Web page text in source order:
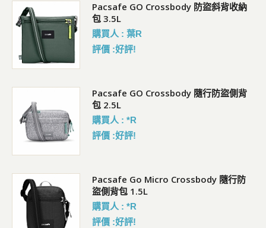
Pacsafe GO Crossbody 防盜斜背收納
包 3.5L
購買人 : 葉R
評價 :好評!
Pacsafe GO Crossbody 隨行防盜側背
包 2.5L
購買人 : *R
評價 :好評!
Pacsafe Go Micro Crossbody 隨行防
盜側背包 1.5L
購買人 : *R
評價 :好評!